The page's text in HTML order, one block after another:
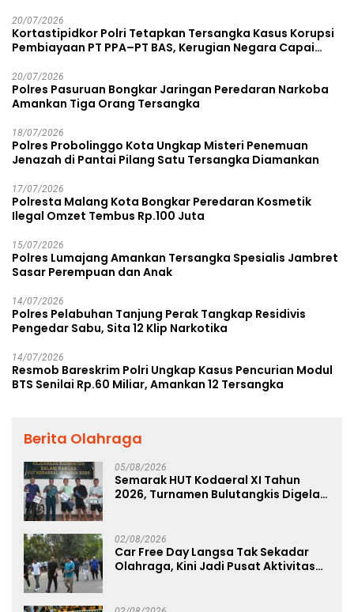
20/07/2026
Kortastipidkor Polri Tetapkan Tersangka Kasus Korupsi
Pembiayaan PT PPA–PT BAS, Kerugian Negara Capai
20/07/2026
Polres Pasuruan Bongkar Jaringan Peredaran Narkoba
Amankan Tiga Orang Tersangka
18/07/2026
Polres Probolinggo Kota Ungkap Misteri Penemuan
Jenazah di Pantai Pilang Satu Tersangka Diamankan
17/07/2026
Polresta Malang Kota Bongkar Peredaran Kosmetik
Ilegal Omzet Tembus Rp.100 Juta
15/07/2026
Polres Lumajang Amankan Tersangka Spesialis Jambret
Sasar Perempuan dan Anak
14/07/2026
Polres Pelabuhan Tanjung Perak Tangkap Residivis
Pengedar Sabu, Sita 12 Klip Narkotika
14/07/2026
Resmob Bareskrim Polri Ungkap Kasus Pencurian Modul
BTS Senilai Rp.60 Miliar, Amankan 12 Tersangka
Berita Olahraga
05/08/2026
Semarak HUT Kodaeral XI Tahun
2026, Turnamen Bulutangkis Digelar
02/08/2026
Car Free Day Langsa Tak Sekadar
Olahraga, Kini Jadi Pusat Aktivitas